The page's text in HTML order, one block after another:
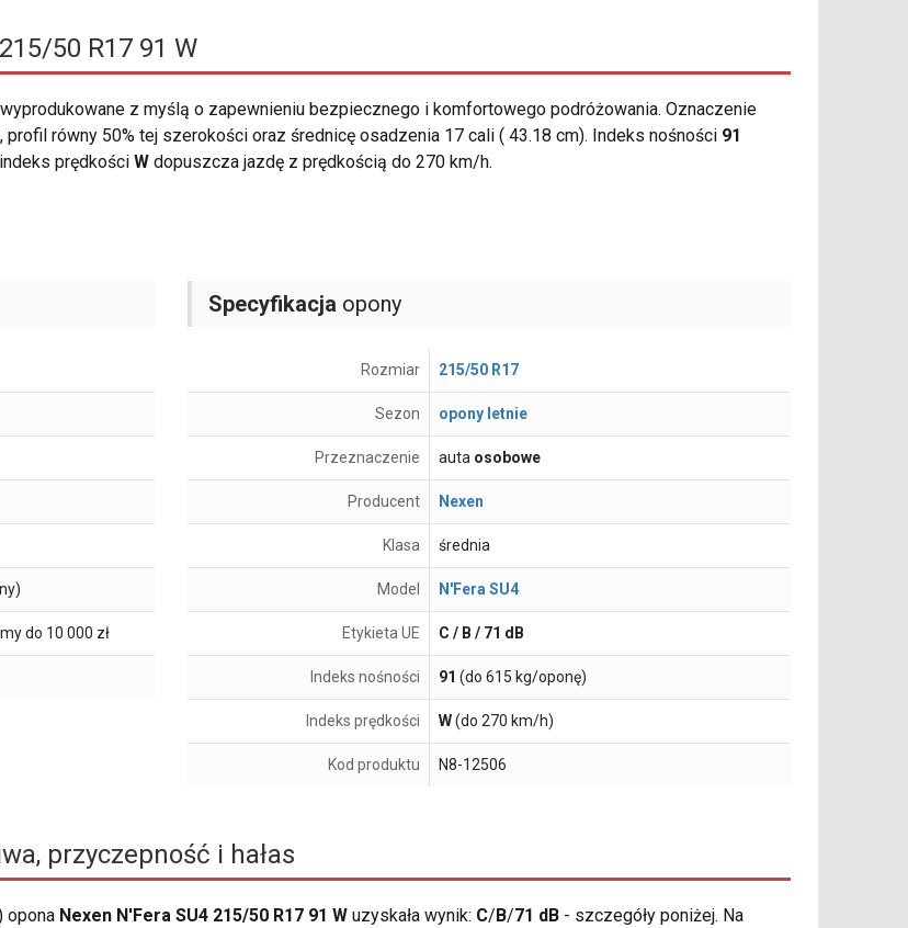
50 R17 91 W
z myślą o zapewnieniu bezpiecznego i komfortowego podróżowania. Oznaczenie
równy 50% tej szerokości oraz średnicę osadzenia 17 cali ( 43.18 cm). Indeks nośności 91
prędkości W dopuszcza jazdę z prędkością do 270 km/h.
do 10 000 zł
Specyfikacja opony
Rozmiar 215/50 R17
Sezon opony letnie
Przeznaczenie auta osobowe
Producent Nexen
Klasa średnia
Model N'Fera SU4
Etykieta UE C / B / 71 dB
Indeks nośności 91 (do 615 kg/oponę)
Indeks prędkości W(do 270 km/h)
Kod produktu N8-12506
przyczepność i hałas
opona Nexen N'Fera SU4 215/50 R17 91 W uzyskała wynik: C/ B/71 dB - szczegóły poniżej. Na